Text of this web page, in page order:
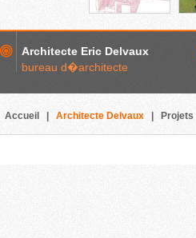
Architecte Eric Delvaux
bureau d�architecte
Accueil Architecte Delvaux Projets